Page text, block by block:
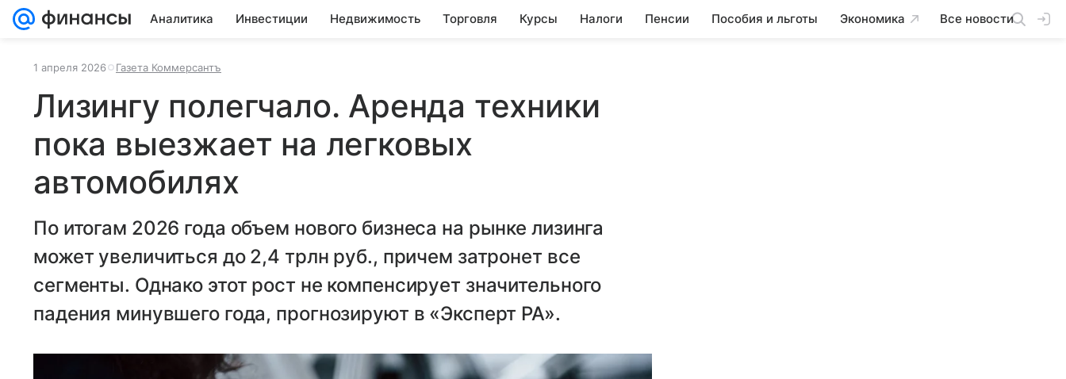
Аналитика Инвестиции Недвижимость Торговля Курсы Налоги Пенсии Пособия и льготы Экономика Все новости
1 апреля 2026 Газета Коммерсантъ
Лизингу полегчало. Аренда техники
пока выезжает на легковых
автомобилях
По итогам 2026 года объем нового бизнеса на рынке лизинга
может увеличиться до 2,4 трлн руб., причем затронет все
сегменты. Однако этот рост не компенсирует значительного
падения минувшего года, прогнозируют в «Эксперт РА».